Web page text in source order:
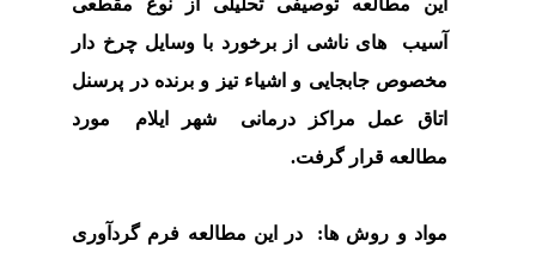
آسیب
های ناشی از
برخورد با وسایل چرخ دار
مخصوص جابجایی و اشیاء تیز و برنده در پرسنل
اتاق عمل
مراکز
درمانی شهر ایلام مورد
مطالعه قرار گرفت.
مواد و روش ها:
در این مطالعه فرم گردآوری